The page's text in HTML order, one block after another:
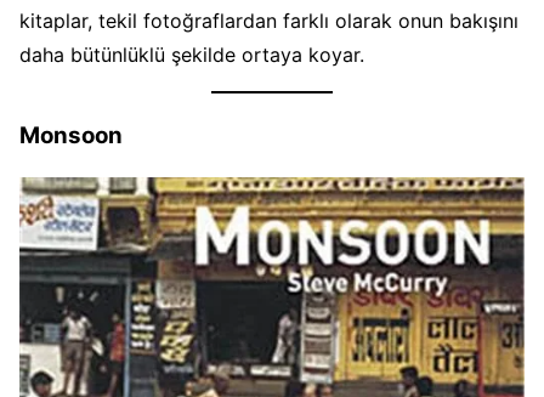
kitaplar, tekil fotoğraflardan farklı olarak onun bakışını
daha bütünlüklü şekilde ortaya koyar.
Monsoon